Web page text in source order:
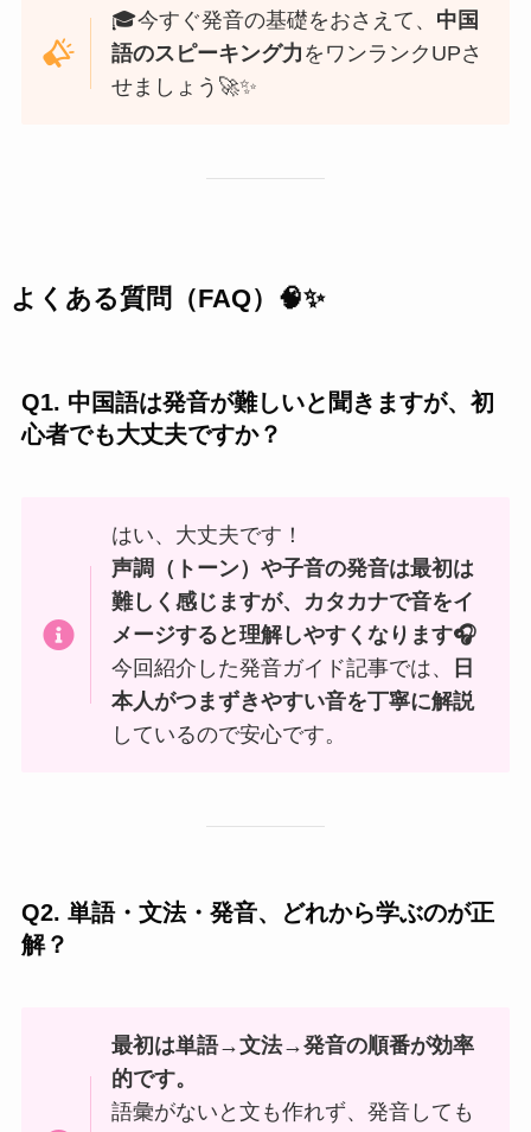
🎓今すぐ発音の基礎をおさえて、 中国
語のスピーキング力 をワンランクUPさ
せましょう🚀✨
よくある質問（FAQ）🧠✨
Q1. 中国語は発音が難しいと聞きますが、初
心者でも大丈夫ですか？
はい、大丈夫です！
声調（トーン）や子音の発音は最初は
難しく感じますが、カタカナで音をイ
メージすると理解しやすくなります🎧
今回紹介した発音ガイド記事では、
日
本人がつまずきやすい音を丁寧に解説
しているので安心です。
Q2. 単語・文法・発音、どれから学ぶのが正
解？
最初は単語→文法→発音の順番が効率
的です。
語彙がないと文も作れず、発音しても